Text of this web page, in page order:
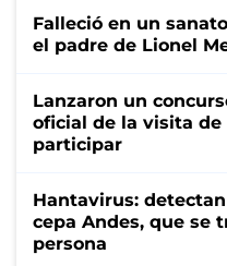
Falleció en un
el padre de Lionel
Lanzaron un
oficial de la visita de
participar
Hantavirus:
cepa Andes, que se
persona